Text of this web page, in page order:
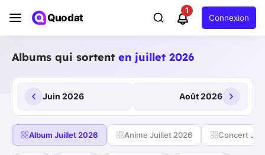
Quodat
1
Connexion
Albums qui sortent en juillet 2026
Juin 2026 Août 2026
Album Juillet 2026 Anime Juillet 2026 Concert